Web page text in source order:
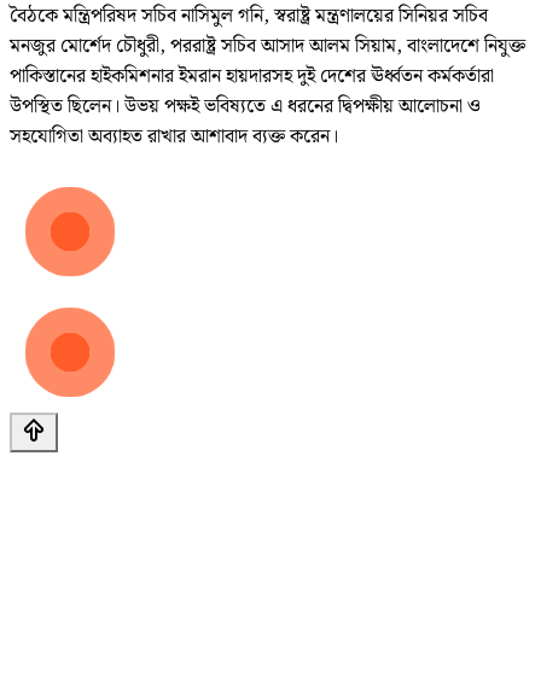
বৈঠকে মন্ত্রিপরিষদ সচিব নাসিমুল গনি, স্বরাষ্ট্র মন্ত্রণালয়ের সিনিয়র সচিব
মনজুর মোর্শেদ চৌধুরী, পররাষ্ট্র সচিব আসাদ আলম সিয়াম, বাংলাদেশে নিযুক্ত
পাকিস্তানের হাইকমিশনার ইমরান হায়দারসহ দুই দেশের ঊর্ধ্বতন কর্মকর্তারা
উপস্থিত ছিলেন। উভয় পক্ষই ভবিষ্যতে এ ধরনের দ্বিপক্ষীয় আলোচনা ও
সহযোগিতা অব্যাহত রাখার আশাবাদ ব্যক্ত করেন।